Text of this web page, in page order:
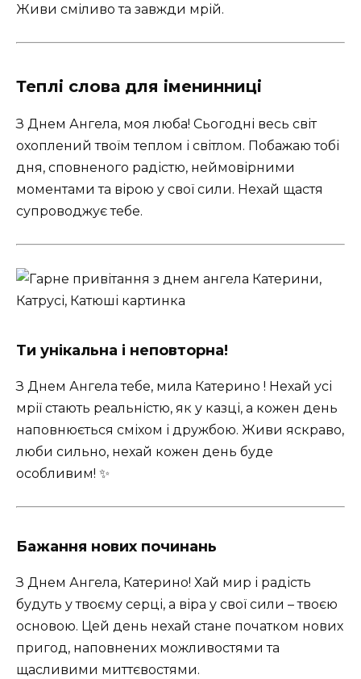
Живи сміливо та завжди мрій.
Теплі слова для іменинниці
З Днем Ангела, моя люба! Сьогодні весь світ
охоплений твоїм теплом і світлом. Побажаю тобі
дня, сповненого радістю, неймовірними
моментами та вірою у свої сили. Нехай щастя
супроводжує тебе.
Ти унікальна і неповторна!
З Днем Ангела тебе, мила Катерино ! Нехай усі
мрії стають реальністю, як у казці, а кожен день
наповнюється сміхом і дружбою. Живи яскраво,
люби сильно, нехай кожен день буде
особливим! ✨
Бажання нових починань
З Днем Ангела, Катерино! Хай мир і радість
будуть у твоєму серці, а віра у свої сили – твоєю
основою. Цей день нехай стане початком нових
пригод, наповнених можливостями та
щасливими миттєвостями.